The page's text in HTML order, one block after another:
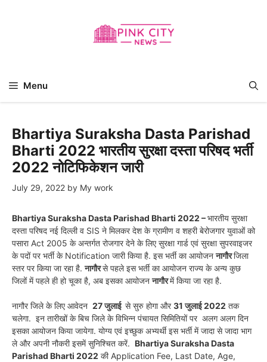
Menu
Bhartiya Suraksha Dasta Parishad
Bharti 2022 भारतीय सुरक्षा दस्ता परिषद भर्ती
2022 नोटिफिकेशन जारी
July 29, 2022 by My work
Bhartiya Suraksha Dasta Parishad Bharti 2022 –भारतीय सुरक्षा
दस्ता परिषद नई दिल्ली व SIS ने मिलकर देश के ग्रामीण व शहरी बेरोजगार युवाओं को
पसारा Act 2005 के अन्तर्गत रोजगार देने के लिए सुरक्षा गार्ड एवं सुरक्षा सुपरवाइजर
के पदों पर भर्ती के Notification जारी किया है. इस भर्ती का आयोजननागौरजिला
स्तर पर किया जा रहा है.नागौरसे पहले इस भर्ती का आयोजन राज्य के अन्य कुछ
जिलों में पहले ही हो चूका है, अब इसका आयोजननागौरमें किया जा रहा है.
नागौर जिले के लिए आवेदन 27 जुलाई से सुरु होगा और31 जुलाई 2022 तक
चलेगा. इन तारीखों के बिच जिले के विभिन्न पंचायत सिमितियों पर अलग अलग दिन
इसका आयोजन किया जायेगा. योग्य एवं इच्छुक अभ्यर्थी इस भर्ती में जादा से जादा भाग
ले और अपनी नौकरी इसमें सुनिश्चित करें. Bhartiya Suraksha Dasta
Parishad Bharti 2022 की Application Fee, Last Date, Age,